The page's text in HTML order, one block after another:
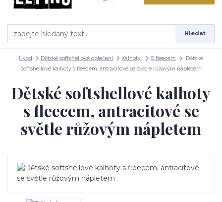
Hledat
Úvod Dětské softshellové oblečení Kalhoty S fleecem
Dětské
softshellové kalhoty s fleecem, antracitové se světle růžovým nápletem
Dětské softshellové kalhoty
s fleecem, antracitové se
světle růžovým nápletem